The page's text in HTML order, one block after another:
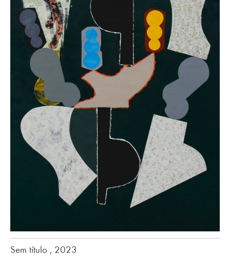
Sem título , 2023